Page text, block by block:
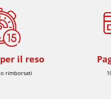
il reso
rimborsati